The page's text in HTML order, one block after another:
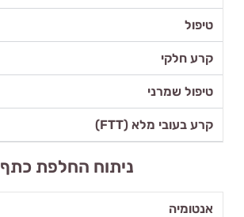
טיפול
קרע חלקי
טיפול שמרני
קרע בעובי מלא (FTT)
ניתוח החלפת כתף
אנטומיה